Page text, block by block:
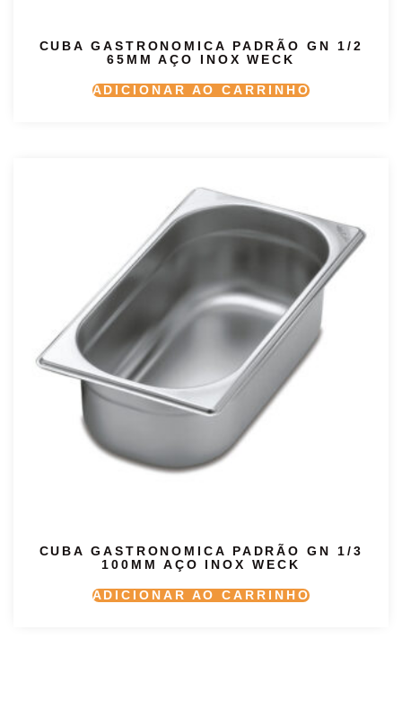
CUBA GASTRONOMICA PADRÃO GN 1/2
65MM AÇO INOX WECK
ADICIONAR AO CARRINHO
CUBA GASTRONOMICA PADRÃO GN 1/3
100MM AÇO INOX WECK
ADICIONAR AO CARRINHO